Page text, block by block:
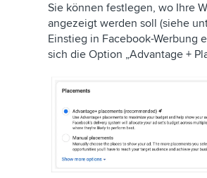
Sie können festlegen, wo Ihre
angezeigt werden soll (siehe
Einstieg in Facebook-Werbung
sich die Option „Advantage +